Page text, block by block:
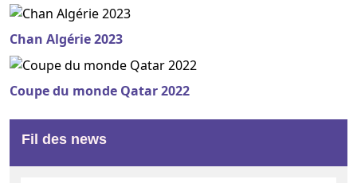
Chan Algérie 2023
Coupe du monde Qatar 2022
Fil des news